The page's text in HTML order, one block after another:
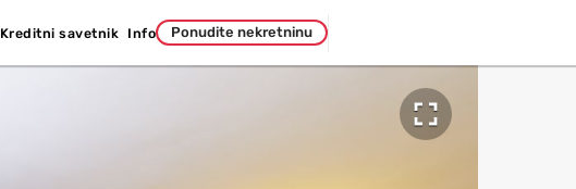
Kreditni savetnik Info Ponudite nekretninu
